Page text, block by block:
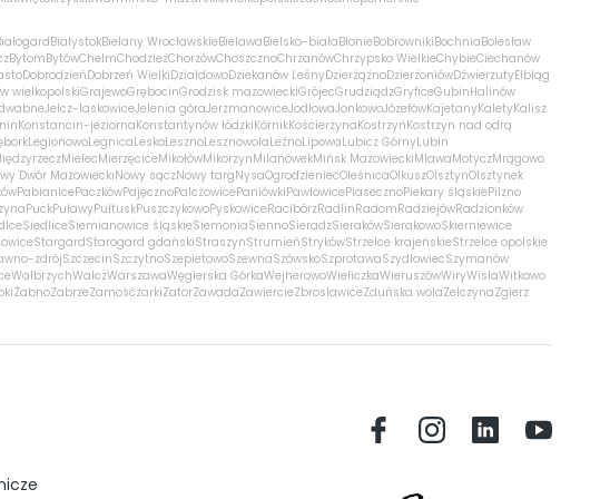
BiałystokBielany WrocławskieBielawaBielsko-białaBłonieBobrownikiBochniaBolesław
BytomBytówChełmChodzieżChorzówChoszcznoChrzanówChrzypsko WielkieChybieCiechanów
DobrodzieńDobrzeń WielkiDziałdowoDziekanów LeśnyDzierżążnoDzierżoniówDźwierzutyElbląg
wielkopolskiGrajewoGrębocinGrodzisk mazowieckiGrójecGrudziądzGryficeGubinHalinów
Jelcz-laskowiceJelenia góraJerzmanowiceJodłowaJonkowoJózefówKajetanyKaletyKalisz
Konstancin-jeziornaKonstantynów łódzkiKórnikKościerzynaKostrzynKostrzyn nad odrą
LegionowoLegnicaLeskoLesznoLesznowolaLeźnoLipowaLubicz GórnyLubin
MielecMierzęciceMikołówMikorzynMilanówekMińsk MazowieckiMławaMotyczMrągowo
Dwór MazowieckiNowy sączNowy targNysaOgrodzieniecOleśnicaOlkuszOlsztynOlsztynek
PabianicePaczkówPajęcznoPalczowicePaniówkiPawłowicePiasecznoPiekary śląskiePilzno
PuckPuławyPułtuskPuszczykowoPyskowiceRacibórzRadlinRadomRadziejówRadzionków
SiedliceSiemianowice śląskieSiemoniaSiennoSieradzSierakówSierakowoSkierniewice
StargardStarogard gdańskiStraszynStrumieńStrykówStrzelce krajeńskieStrzelce opolskie
zdrójSzczecinSzczytnoSzepietowoSzewnaSzówskoSzprotawaSzydłowiecSzymanów
WałbrzychWałczWarszawaWęgierska GórkaWejherowoWieliczkaWieruszówWiryWisłaWitkowo
ŻabnoZabrzeZamośćżarkiZatorZawadaZawiercieZbrosławiceZduńska wolaZelczynaZgierz